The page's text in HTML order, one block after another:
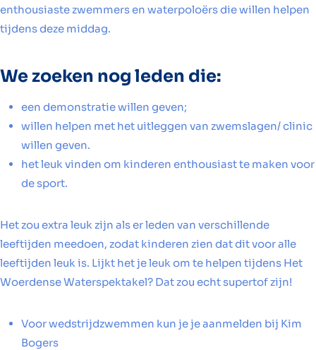
enthousiaste zwemmers en waterpoloërs die willen helpen
tijdens deze middag.
We zoeken nog leden die:
een demonstratie willen geven;
willen helpen met het uitleggen van zwemslagen/ clinic
willen geven.
het leuk vinden om kinderen enthousiast te maken voor
de sport.
Het zou extra leuk zijn als er leden van verschillende
leeftijden meedoen, zodat kinderen zien dat dit voor alle
leeftijden leuk is. Lijkt het je leuk om te helpen tijdens Het
Woerdense Waterspektakel? Dat zou echt supertof zijn!
Voor wedstrijdzwemmen kun je je aanmelden bij Kim
Bogers